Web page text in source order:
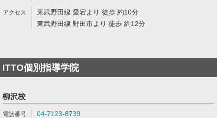
東武野田線 愛宕より 徒歩 約10分
東武野田線 野田市より 徒歩 約12分
ITTO個別指導学院
柳沢校
04-7123-8739